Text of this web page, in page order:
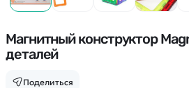
Магнитный конструктор
деталей
Поделиться
Каталог